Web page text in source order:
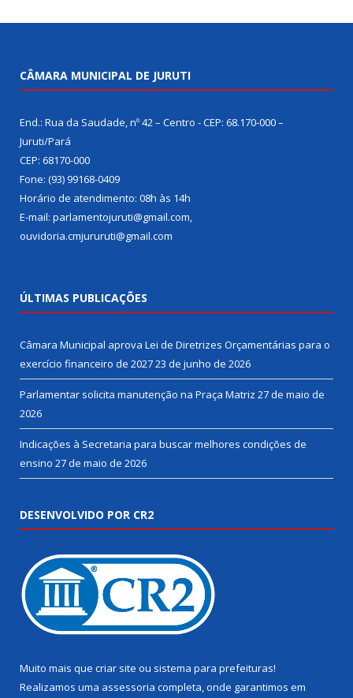
CÂMARA MUNICIPAL DE JURUTI
End.: Rua da Saudade, nº 42 – Centro - CEP: 68.170-000 –
Juruti/Pará
CEP: 68170-000
Fone: (93) 99168-0409
Horário de atendimento: 08h às 14h
E-mail: parlamentojuruti@gmail.com,
ouvidoria.cmjururuti@gmail.com
ÚLTIMAS PUBLICAÇÕES
Câmara Municipal aprova Lei de Diretrizes Orçamentárias para o
exercício financeiro de 202723 de junho de 2026
Parlamentar solicita manutenção na Praça Matriz 27 de maio de
2026
Indicações à Secretaria para buscar melhores condições de
ensino 27 de maio de 2026
DESENVOLVIDO POR CR2
Muito mais que criar site ou sistema para prefeituras!
Realizamos uma assessoria completa, onde garantimos em